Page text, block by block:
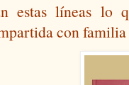
estas líneas lo
con